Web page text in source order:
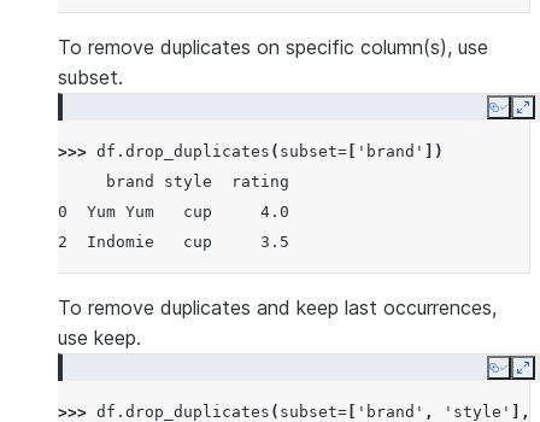
To remove duplicates on specific column(s), use
subset.
Copy
>>> df . drop_duplicates ( subset= 'brand'
])
     brand style  rating
0  Yum Yum   cup     4.0
2  Indomie   cup     3.5
To remove duplicates and keep last occurrences,
use keep.
Copy
>>> df . drop_duplicates ( subset= 'brand' , 'style'
],